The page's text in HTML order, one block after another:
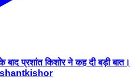
बाद प्रशांत किशोर ने कह दी बड़ी बात।